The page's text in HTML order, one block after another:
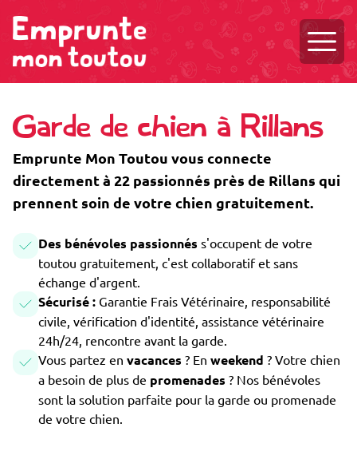
Garde de chien à Rillans
Emprunte Mon Toutou vous connecte
directement à 22 passionnés près de Rillans qui
prennent soin de votre chien gratuitement.
Des bénévoles passionnés s'occupent de votre
toutou gratuitement, c'est collaboratif et sans
échange d'argent.
Sécurisé : Garantie Frais Vétérinaire, responsabilité
civile, vérification d'identité, assistance vétérinaire
24h/24, rencontre avant la garde.
Vous partez en vacances ? En weekend ? Votre chien
a besoin de plus de promenades ? Nos bénévoles
sont la solution parfaite pour la garde ou promenade
de votre chien.